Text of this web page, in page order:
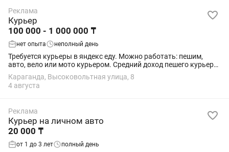
Реклама
Курьер
100 000 - 1 000 000 ₸
нет опыта неполный день
Требуется курьеры в яндекс еду. Можно работать: пешим,
авто, вело или мото курьером. Средний доход пешего курьера
в час от 885 до 1985 тенге в час Средний доход на электро
велосипеде в час от 1115...
Караганда, Высоковольтная улица, 8
4 августа
Реклама
Курьер на личном авто
20 000 ₸
от 1 до 3 лет полный день